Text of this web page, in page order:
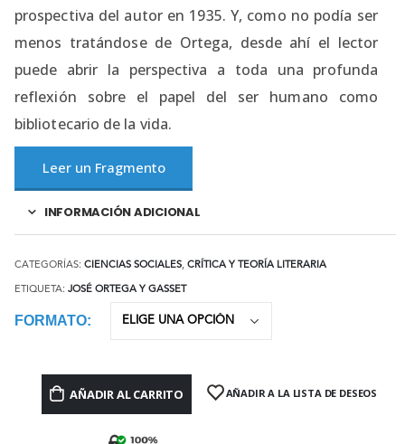
prospectiva del autor en 1935. Y, como no podía ser
menos tratándose de Ortega, desde ahí el lector
puede abrir la perspectiva a toda una profunda
reflexión sobre el papel del ser humano como
bibliotecario de la vida.
Leer un Fragmento
INFORMACIÓN ADICIONAL
CATEGORÍAS: CIENCIAS SOCIALES, CRÍTICA Y TEORÍA LITERARIA
ETIQUETA: JOSÉ ORTEGA Y GASSET
FORMATO
AÑADIR AL CARRITO AÑADIR A LA LISTA DE DESEOS